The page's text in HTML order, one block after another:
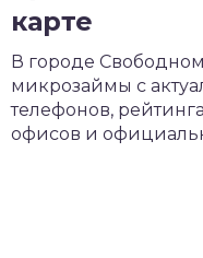
карте
В городе
микрозаймы с
телефонов,
офисов и